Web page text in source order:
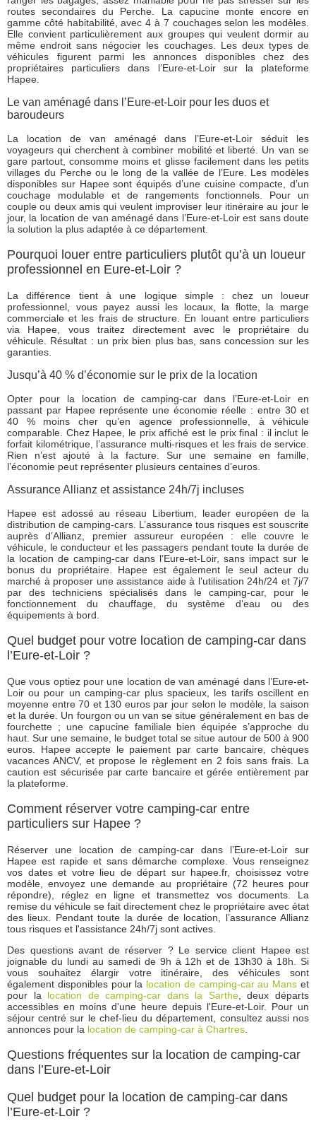
routes secondaires du Perche. La capucine monte encore en
gamme côté habitabilité, avec 4 à 7 couchages selon les modèles.
Elle convient particulièrement aux groupes qui veulent dormir au
même endroit sans négocier les couchages. Les deux types de
véhicules figurent parmi les annonces disponibles chez des
propriétaires particuliers dans l’Eure-et-Loir sur la plateforme
Hapee.
Le van aménagé dans l’Eure-et-Loir pour les duos et
baroudeurs
La location de van aménagé dans l’Eure-et-Loir séduit les
voyageurs qui cherchent à combiner mobilité et liberté. Un van se
gare partout, consomme moins et glisse facilement dans les petits
villages du Perche ou le long de la vallée de l’Eure. Les modèles
disponibles sur Hapee sont équipés d’une cuisine compacte, d’un
couchage modulable et de rangements fonctionnels. Pour un
couple ou deux amis qui veulent improviser leur itinéraire au jour le
jour, la location de van aménagé dans l’Eure-et-Loir est sans doute
la solution la plus adaptée à ce département.
Pourquoi louer entre particuliers plutôt qu’à un loueur
professionnel en Eure-et-Loir ?
La différence tient à une logique simple : chez un loueur
professionnel, vous payez aussi les locaux, la flotte, la marge
commerciale et les frais de structure. En louant entre particuliers
via Hapee, vous traitez directement avec le propriétaire du
véhicule. Résultat : un prix bien plus bas, sans concession sur les
garanties.
Jusqu’à 40 % d’économie sur le prix de la location
Opter pour la location de camping-car dans l’Eure-et-Loir en
passant par Hapee représente une économie réelle : entre 30 et
40 % moins cher qu’en agence professionnelle, à véhicule
comparable. Chez Hapee, le prix affiché est le prix final : il inclut le
forfait kilométrique, l’assurance multi-risques et les frais de service.
Rien n’est ajouté à la facture. Sur une semaine en famille,
l’économie peut représenter plusieurs centaines d’euros.
Assurance Allianz et assistance 24h/7j incluses
Hapee est adossé au réseau Libertium, leader européen de la
distribution de camping-cars. L’assurance tous risques est souscrite
auprès d’Allianz, premier assureur européen : elle couvre le
véhicule, le conducteur et les passagers pendant toute la durée de
la location de camping-car dans l’Eure-et-Loir, sans impact sur le
bonus du propriétaire. Hapee est également le seul acteur du
marché à proposer une assistance aide à l’utilisation 24h/24 et 7j/7
par des techniciens spécialisés dans le camping-car, pour le
fonctionnement du chauffage, du système d’eau ou des
équipements à bord.
Quel budget pour votre location de camping-car dans
l’Eure-et-Loir ?
Que vous optiez pour une location de van aménagé dans l’Eure-et-
Loir ou pour un camping-car plus spacieux, les tarifs oscillent en
moyenne entre 70 et 130 euros par jour selon le modèle, la saison
et la durée. Un fourgon ou un van se situe généralement en bas de
fourchette ; une capucine familiale bien équipée s’approche du
haut. Sur une semaine, le budget total se situe autour de 500 à 900
euros. Hapee accepte le paiement par carte bancaire, chèques
vacances ANCV, et propose le règlement en 2 fois sans frais. La
caution est sécurisée par carte bancaire et gérée entièrement par
la plateforme.
Comment réserver votre camping-car entre
particuliers sur Hapee ?
Réserver une location de camping-car dans l’Eure-et-Loir sur
Hapee est rapide et sans démarche complexe. Vous renseignez
vos dates et votre lieu de départ sur hapee.fr, choisissez votre
modèle, envoyez une demande au propriétaire (72 heures pour
répondre), réglez en ligne et transmettez vos documents. La
remise du véhicule se fait directement chez le propriétaire avec état
des lieux. Pendant toute la durée de location, l’assurance Allianz
tous risques et l'assistance 24h/7j sont actives.
Des questions avant de réserver ? Le service client Hapee est
joignable du lundi au samedi de 9h à 12h et de 13h30 à 18h. Si
vous souhaitez élargir votre itinéraire, des véhicules sont
également disponibles pour la location de camping-car au Mans et
pour la location de camping-car dans la Sarthe, deux départs
accessibles en moins d'une heure depuis l'Eure-et-Loir. Pour un
séjour centré sur le chef-lieu du département, consultez aussi nos
annonces pour la location de camping-car à Chartres
Questions fréquentes sur la location de camping-car
dans l’Eure-et-Loir
Quel budget pour la location de camping-car dans
l’Eure-et-Loir ?